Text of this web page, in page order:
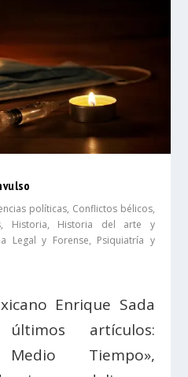
políticas, Conflictos bélicos,
, Historia, Historia del arte y
Legal y Forense, Psiquiatría y
Enrique Sada
artículos:
Tiempo»,